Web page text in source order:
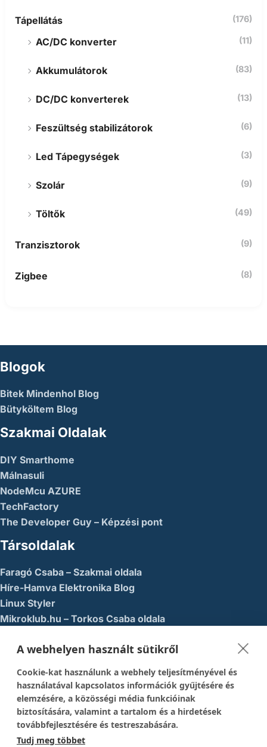
Tápellátás (176)
AC/DC konverter (11)
Akkumulátorok (83)
DC/DC konverterek (13)
Feszültség stabilizátorok (6)
Led Tápegységek (3)
Szolár (9)
Töltők (49)
Tranzisztorok (9)
Zigbee (8)
Blogok
Bitek Mindenhol Blog
Bütyköltem Blog
Szakmai Oldalak
DIY Smarthome
Málnasuli
NodeMcu AZURE
TechFactory
The Developer Guy – Képzési pont
Társoldalak
Faragó Csaba – Szakmai oldala
Híre-Hamva Elektronika Blog
Linux Styler
Mikroklub.hu – Torkos Csaba oldala
Közösségi Média
1337-es menedék – Youtube
Easy Arduno Channel – Youtube
Magyar Arduino Csoport – Facebook
Magyar Arduino Labor – Facebook
A webhelyen használt sütikről
Cookie-kat használunk a webhely teljesítményével és
használatával kapcsolatos információk gyűjtésére és
elemzésére, a közösségi média funkcióinak
biztosítására, valamint a tartalom és a hirdetések
továbbfejlesztésére és testreszabására.
Tudj meg többet